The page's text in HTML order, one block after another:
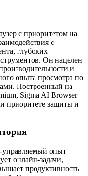
с приоритетом на
с
глубоких
Он нацелен
и
опыта просмотра по
Построенный на
Sigma AI Browser
приоритете защиты и
управляемый опыт
онлайн-задачи,
продуктивность